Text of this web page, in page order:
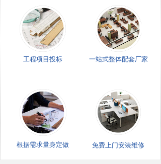
工程项目投标 一站式整体配套厂家
根据需求量身定做 免费上门安装维修